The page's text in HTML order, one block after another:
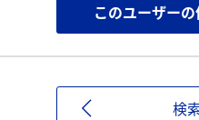
このユーザー
検